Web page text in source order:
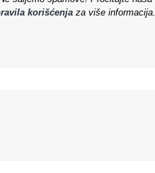
korišćenjaza više informacija.